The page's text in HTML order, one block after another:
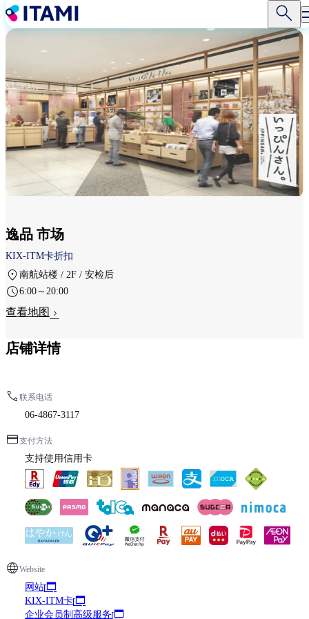
跳
转
要
内
容
逸品 市场
KIX-ITM卡折扣
南航站楼 / 2F / 安检后
6:00～20:00
查看地图
店铺详情
联系电话
06-4867-3117
支付方法
支持使用信用卡
Website
网站
KIX-ITM卡
企业会员制高级服务